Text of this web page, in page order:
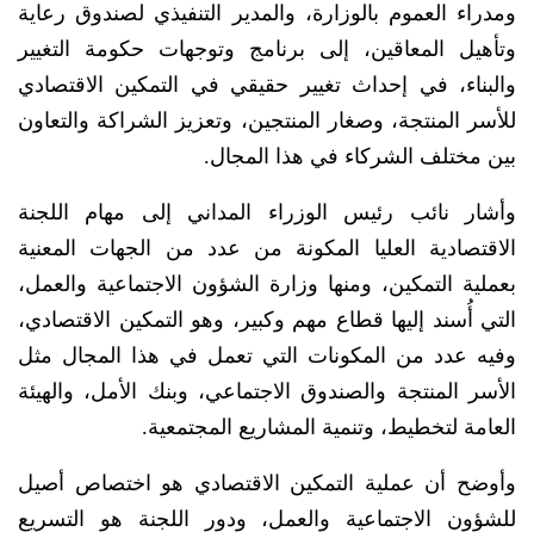
ومدراء العموم بالوزارة، والمدير التنفيذي لصندوق رعاية
وتأهيل المعاقين، إلى برنامج وتوجهات حكومة التغيير
والبناء، في إحداث تغيير حقيقي في التمكين الاقتصادي
للأسر المنتجة، وصغار المنتجين، وتعزيز الشراكة والتعاون
بين مختلف الشركاء في هذا المجال.
وأشار نائب رئيس الوزراء المداني إلى مهام اللجنة
الاقتصادية العليا المكونة من عدد من الجهات المعنية
بعملية التمكين، ومنها وزارة الشؤون الاجتماعية والعمل،
التي أُسند إليها قطاع مهم وكبير، وهو التمكين الاقتصادي،
وفيه عدد من المكونات التي تعمل في هذا المجال مثل
الأسر المنتجة والصندوق الاجتماعي، وبنك الأمل، والهيئة
العامة لتخطيط، وتنمية المشاريع المجتمعية.
وأوضح أن عملية التمكين الاقتصادي هو اختصاص أصيل
للشؤون الاجتماعية والعمل، ودور اللجنة هو التسريع